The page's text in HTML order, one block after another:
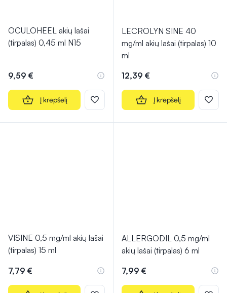
OCULOHEEL akių lašai
(tirpalas) 0,45 ml N15
9,59 €
Į krepšelį
LECROLYN SINE 40
mg/ml akių lašai (tirpalas) 10
ml
12,39 €
Į krepšelį
VISINE 0,5 mg/ml akių lašai
(tirpalas) 15 ml
7,79 €
ALLERGODIL 0,5 mg/ml
akių lašai (tirpalas) 6 ml
7,99 €